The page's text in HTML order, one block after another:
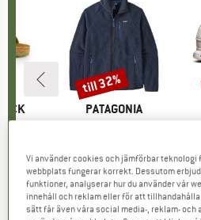
pris
71,96 €
6
)
VARUMÄRKE
PATAGONIA
Pris
149,95 € Reducerat pris
från 101,97 €
+1
4,6(71)
Rabatt
till 32%
Vi använder cookies och jämförbar
webbplats fungerar korrekt. Dessutom
funktioner, analyserar hur du använder vår
innehåll och reklam eller för att
sätt får även våra social media-, reklam- och